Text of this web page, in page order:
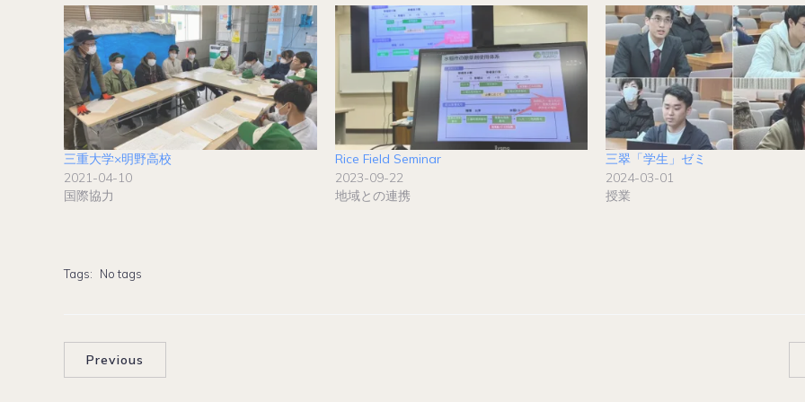
三重大学×明野高校
2021-04-10
国際協力
Rice Field Seminar
2023-09-22
地域との連携
三翠「学生」ゼミ
2024-03-01
授業
Tags: No tags
Previous